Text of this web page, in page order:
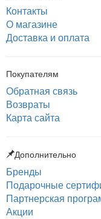
Контакты
О магазине
Доставка и оплата
Покупателям
Обратная связь
Возвраты
Карта сайта
Дополнительно
Бренды
Подарочные
Партнерская
Акции